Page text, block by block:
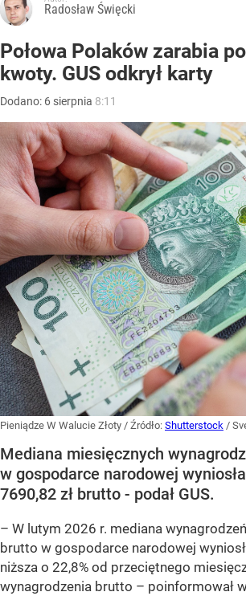
Radosław Święcki
Połowa Polaków zarabia
kwoty. GUS odkrył karty
Dodano: 6 sierpnia 8:11
Pieniądze W Walucie Złoty / Źródło: Shutterstock /
Mediana miesięcznych
w gospodarce narodowej
7690,82 zł brutto - podał GUS.
– W lutym 2026 r. mediana
brutto w gospodarce narodowej
niższa o 22,8% od przeciętnego
wynagrodzenia brutto – poinformował